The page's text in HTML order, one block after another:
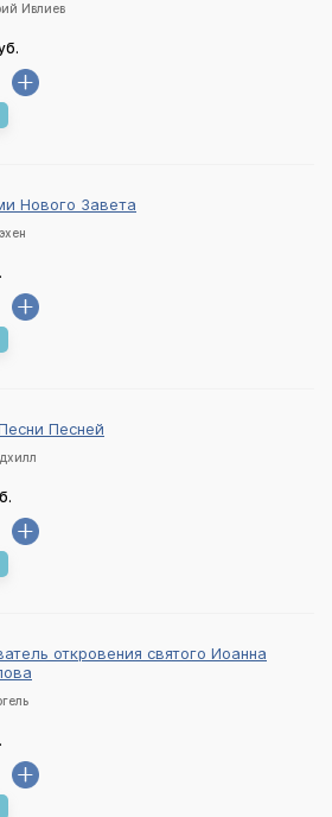
Ивлиев
Нового Завета
Песней
откровения святого Иоанна